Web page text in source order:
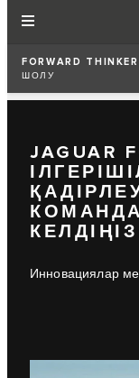
FORWARD
ШОЛУ
JAGUAR
КЕЛДІҢІЗ
Инновациялар мен